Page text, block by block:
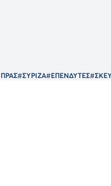
#ΣΥΡΙΖΑ#ΕΠΕΝΔΥΤΕΣ